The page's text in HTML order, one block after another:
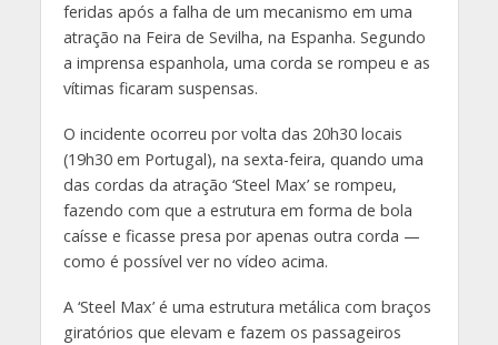
feridas após a falha de um mecanismo em uma
atração na Feira de Sevilha, na Espanha. Segundo
a imprensa espanhola, uma corda se rompeu e as
vítimas ficaram suspensas.
O incidente ocorreu por volta das 20h30 locais
(19h30 em Portugal), na sexta-feira, quando uma
das cordas da atração ‘Steel Max’ se rompeu,
fazendo com que a estrutura em forma de bola
caísse e ficasse presa por apenas outra corda —
como é possível ver no vídeo acima.
A ‘Steel Max’ é uma estrutura metálica com braços
giratórios que elevam e fazem os passageiros